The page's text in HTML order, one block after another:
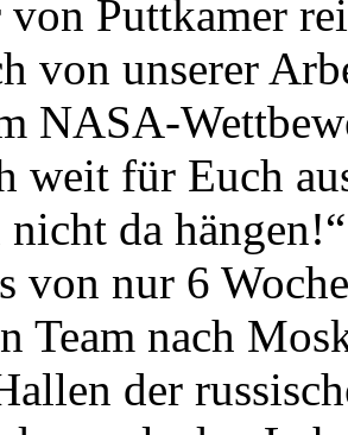
von Puttkamer
von unserer
NASA-
weit für Euch
da
von nur 6
Team nach
der